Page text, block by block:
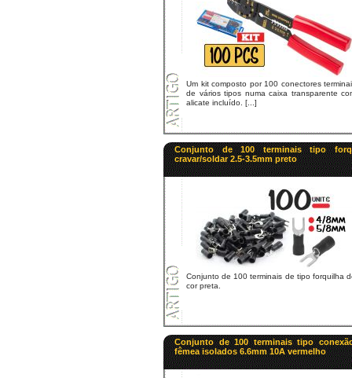
Um kit composto por 100 conectores
de vários tipos numa caixa transparente
alicate incluído. [...]
Conjunto de 100 terminais tipo
cravar/soldar 2.5-3.5mm preto
Conjunto de 100 terminais de tipo forquilha
cor preta.
Conjunto de 100 terminais tipo
fêmea isolados 6.6mm 10A vermelho